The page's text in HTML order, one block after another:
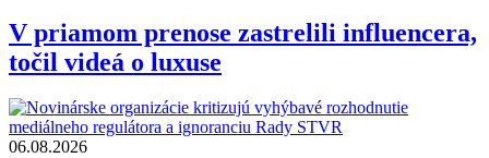
V priamom prenose zastrelili influencera,
točil videá o luxuse
06.08.2026